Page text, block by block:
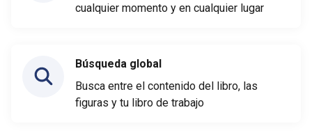
cualquier momento y en cualquier lugar
Búsqueda global
Busca entre el contenido del libro, las
figuras y tu libro de trabajo